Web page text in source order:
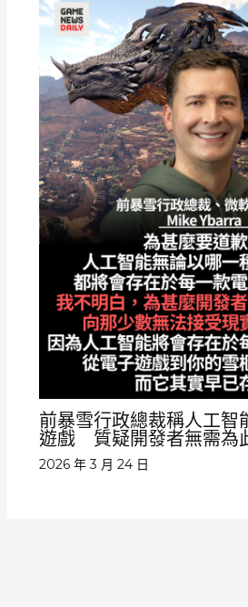
前暴雪行政總裁稱人工智
遊戲 質疑開發者無需為
2026 年 3 月 24 日